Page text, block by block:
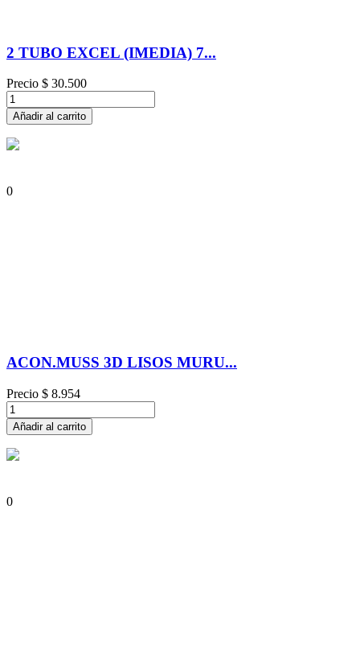
2 TUBO EXCEL (IMEDIA) 7...
Precio $ 30.500
Añadir al carrito
0
ACON.MUSS 3D LISOS MURU...
Precio $ 8.954
Añadir al carrito
0